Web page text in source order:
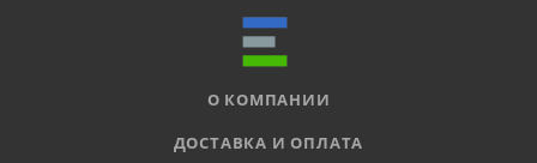
О КОМПАНИИ
ДОСТАВКА И ОПЛАТА